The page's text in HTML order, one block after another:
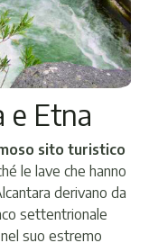
e Etna
sito turistico
le lave che hanno
derivano da
settentrionale
suo estremo